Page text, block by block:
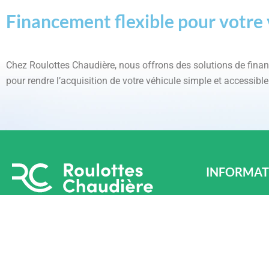
Financement flexible pour
Chez Roulottes Chaudière, nous offrons des solutions de
pour rendre l’acquisition de votre véhicule simple et